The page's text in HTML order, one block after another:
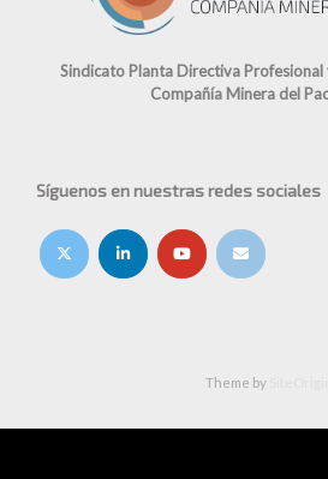
Sindicato Planta Directiva Profesional
Compañía Minera del
Síguenos en nuestras redes sociales
Theme by